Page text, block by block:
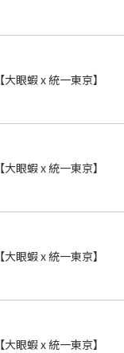
【大眼蝦 x 統一東京】
【大眼蝦 x 統一東京】
【大眼蝦 x 統一東京】
【大眼蝦 x 統一東京】